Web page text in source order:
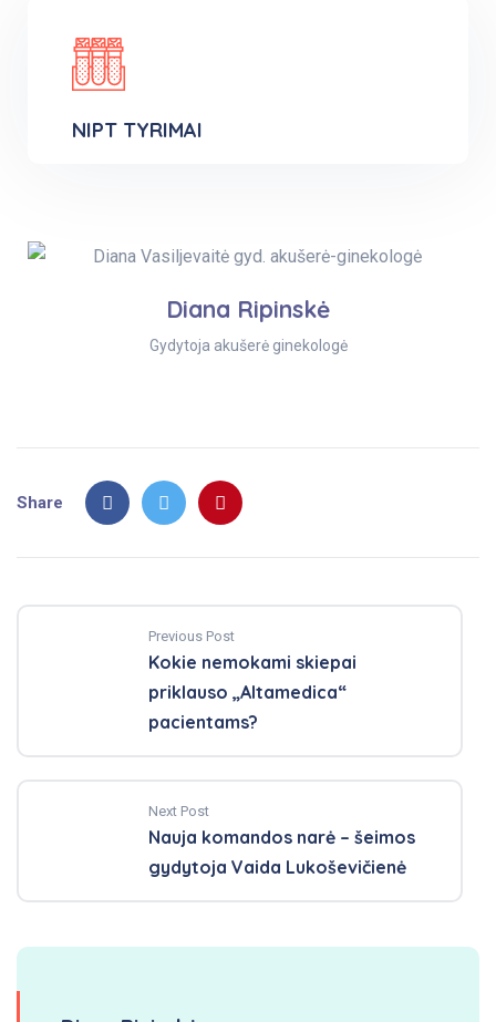
NIPT TYRIMAI
Diana Ripinskė
Gydytoja akušerė ginekologė
Share
Previous Post
Kokie nemokami skiepai
priklauso „Altamedica“
pacientams?
Next Post
Nauja komandos narė – šeimos
gydytoja Vaida Lukoševičienė